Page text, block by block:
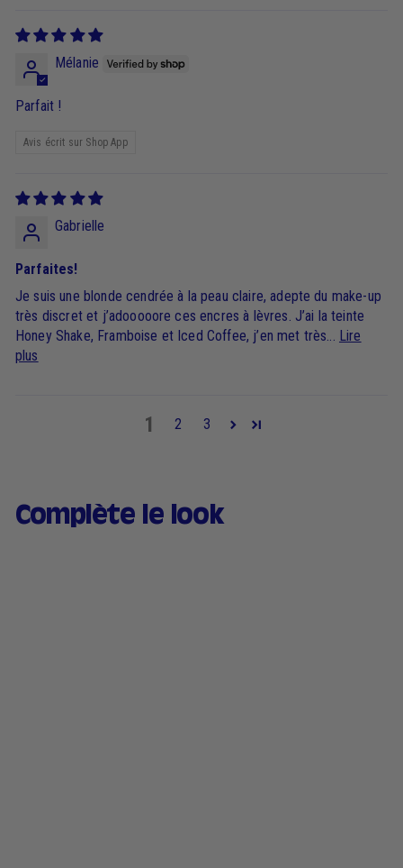
Mélanie
Parfait !
Avis écrit sur Shop App
Gabrielle
Parfaites!
Je suis une blonde cendrée à la peau claire, adepte du make-up
très discret et j’adooooore ces encres à lèvres. J’ai la teinte
Honey Shake, Framboise et Iced Coffee, j’en met très... Lire
plus
1 2 3
Complète le look